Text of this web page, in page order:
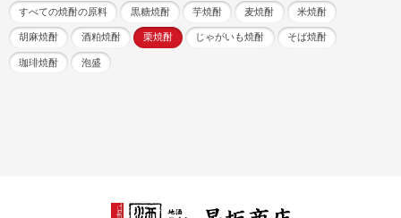
すべての焼酎の原料 黒糖焼酎 芋焼酎 麦焼酎 米焼酎
胡麻焼酎 酒粕焼酎 栗焼酎 じゃがいも焼酎 そば焼酎
珈琲焼酎 泡盛